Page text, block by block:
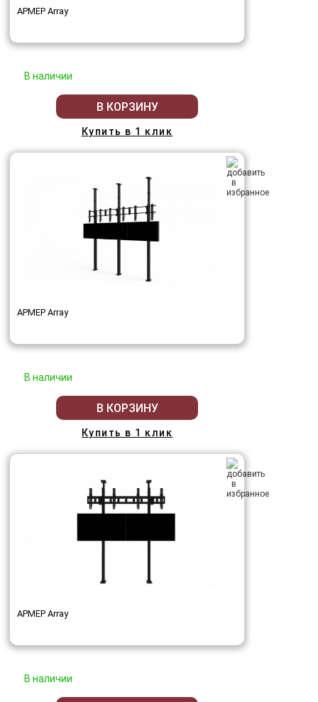
АРМЕР Array
В наличии
В КОРЗИНУ
Купить в 1 клик
АРМЕР Array
В наличии
В КОРЗИНУ
Купить в 1 клик
АРМЕР Array
В наличии